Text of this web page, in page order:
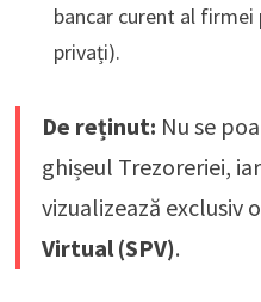
bancar curent al
privați).
De reținut: Nu se
ghișeul Trezoreriei,
vizualizează exclusiv
Virtual (SPV).